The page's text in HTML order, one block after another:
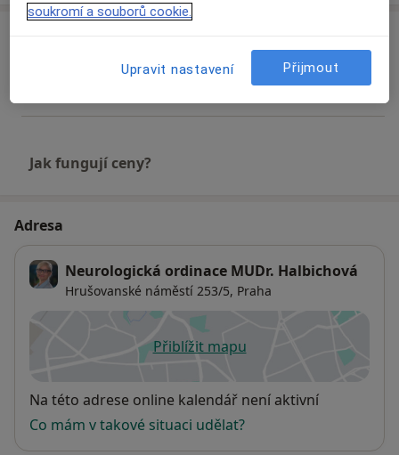
Jak fungují ceny?
Adresa
Neurologická ordinace MUDr. Halbichová
Hrušovanské náměstí 253/5, Praha
Přiblížit mapuse otevře v nové záložce
Dostupnost
Na této adrese online kalendář není aktivní
Co mám v takové situaci udělat?
soukromí a souborů cookie.
Upravit nastavení Přijmout